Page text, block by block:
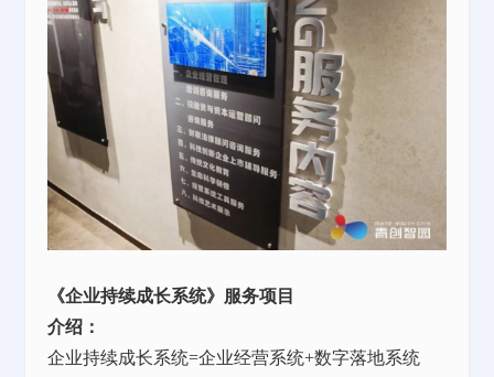
《企业持续成长系统》服务项目
介绍：
企业持续成长系统=企业经营系统+数字落地系统